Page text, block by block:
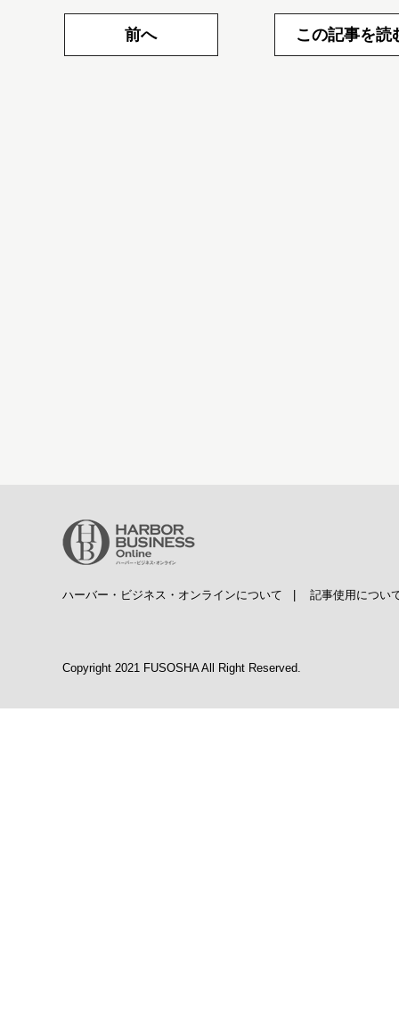
前へ この記事を読
ハーバー・ビジネス・オンラインについて | 記事使用につい
Copyright 2021 FUSOSHA All Right Reserved.